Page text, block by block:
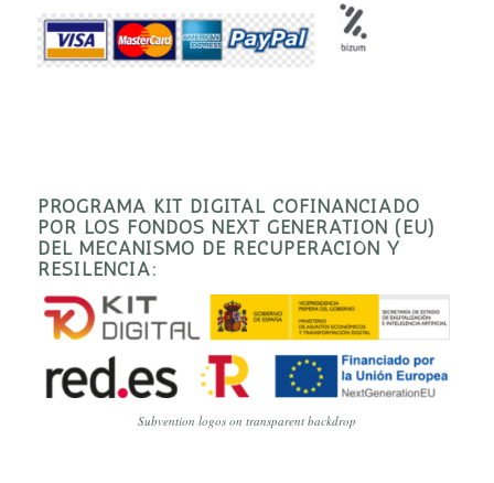
PROGRAMA KIT DIGITAL COFINANCIADO
POR LOS FONDOS NEXT GENERATION (EU)
DEL MECANISMO DE RECUPERACIÓN Y
RESILENCIA:
Subvention logos on transparent backdrop